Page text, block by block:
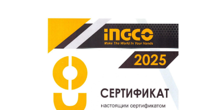
Ваш отзыв о товаре, магазине или работе продавца
поможет нам улучшать сервис и будет полезен другим
Оставить отзыв о покупке